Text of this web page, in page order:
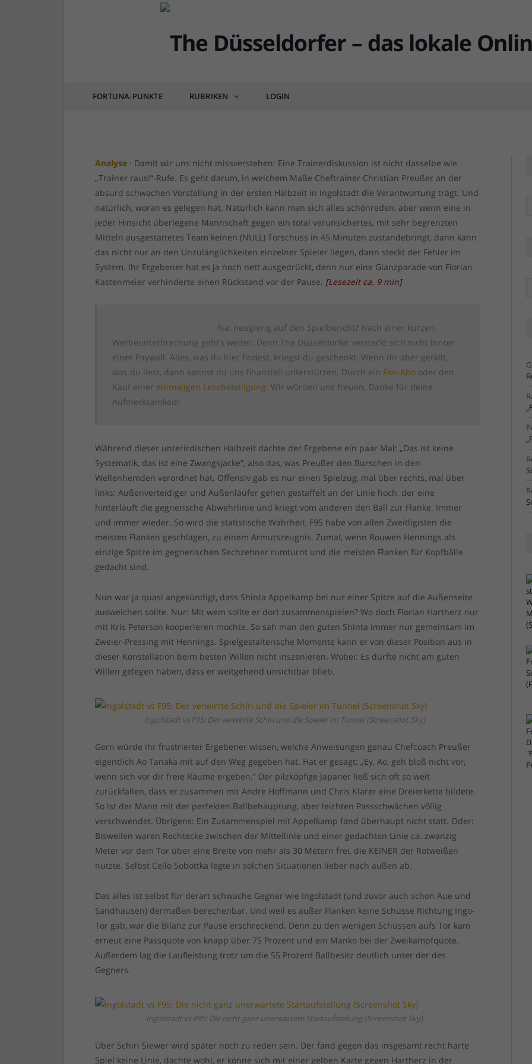
FORTUNA-PUNKTE RUBRIKEN LOGIN
Ingolstadt vs F95 1:2 – Die Trainerdiskussion ist
Analyse · Damit wir uns nicht missverstehen: Eine Trainerdiskussion ist nicht dasselbe wie
„Trainer raus!“-Rufe. Es geht darum, in welchem Maße Cheftrainer Christian Preußer an der
absurd schwachen Vorstellung in der ersten Halbzeit in Ingolstadt die Verantwortung trägt. Und
natürlich, woran es gelegen hat. Natürlich kann man sich alles schönreden, aber wenn eine in
jeder Hinsicht überlegene Mannschaft gegen ein total verunsichertes, mit sehr begrenzten
Mitteln ausgestattetes Team keinen (NULL) Torschuss in 45 Minuten zustandebringt, dann kann
das nicht nur an den Unzulänglichkeiten einzelner Spieler liegen, dann steckt der Fehler im
System. Ihr Ergebener hat es ja noch nett ausgedrückt, denn nur eine Glanzparade von Florian
Kastenmeier verhinderte einen Rückstand vor der Pause. [Lesezeit ca. 9 min]
Na, neugierig auf den Spielbericht? Nach einer kurzen
Werbeunterbrechung geht’s weiter. Denn The Düsseldorfer versteckt sich nicht hinter
einer Paywall. Alles, was du hier findest, kriegst du geschenkt. Wenn dir aber gefällt,
was du liest, dann kannst du uns finanziell unterstützen. Durch ein Fan-Abo oder den
Kauf einer einmaligen Lesebeteiligung. Wir würden uns freuen. Danke für deine
Aufmerksamkeit!
Während dieser unterirdischen Halbzeit dachte der Ergebene ein paar Mal: „Das ist keine
Systematik, das ist eine Zwangsjacke“, also das, was Preußer den Burschen in den
Wellenhemden verordnet hat. Offensiv gab es nur einen Spielzug, mal über rechts, mal über
links: Außenverteidiger und Außenläufer gehen gestaffelt an der Linie hoch, der eine
hinterläuft die gegnerische Abwehrlinie und kriegt vom anderen den Ball zur Flanke. Immer
und immer wieder. So wird die statistische Wahrheit, F95 habe von allen Zweitligisten die
meisten Flanken geschlagen, zu einem Armutszeugnis. Zumal, wenn Rouwen Hennings als
einzige Spitze im gegnerischen Sechzehner rumturnt und die meisten Flanken für Kopfbälle
gedacht sind.
Nun war ja quasi angekündigt, dass Shinta Appelkamp bei nur einer Spitze auf die Außenseite
ausweichen sollte. Nur: Mit wem sollte er dort zusammenspielen? Wo doch Florian Hartherz nur
mit Kris Peterson kooperieren mochte. So sah man den guten Shinta immer nur gemeinsam im
Zweier-Pressing mit Hennings. Spielgestalterische Momente kann er von dieser Position aus in
dieser Konstellation beim besten Willen nicht inszenieren. Wobei: Es dürfte nicht am guten
Willen gelegen haben, dass er weitgehend unsichtbar blieb.
Ingolstadt vs F95: Der verwirrte Schiri und die Spieler im Tunnel (Screenshot Sky)
Gern würde ihr frustrierter Ergebener wissen, welche Anweisungen genau Chefcoach Preußer
eigentlich Ao Tanaka mit auf den Weg gegeben hat. Hat er gesagt: „Ey, Ao, geh bloß nicht vor,
wenn sich vor dir freie Räume ergeben.“ Der pilzköpfige Japaner ließ sich oft so weit
zurückfallen, dass er zusammen mit Andre Hoffmann und Chris Klarer eine Dreierkette bildete.
So ist der Mann mit der perfekten Ballbehauptung, aber leichten Passschwächen völlig
verschwendet. Übrigens: Ein Zusammenspiel mit Appelkamp fand überhaupt nicht statt. Oder:
Bisweilen waren Rechtecke zwischen der Mittellinie und einer gedachten Linie ca. zwanzig
Meter vor dem Tor über eine Breite von mehr als 30 Metern frei, die KEINER der Rotweißen
nutzte. Selbst Cello Sobottka legte in solchen Situationen lieber nach außen ab.
Das alles ist selbst für derart schwache Gegner wie Ingolstadt (und zuvor auch schon Aue und
Sandhausen) dermaßen berechenbar. Und weil es außer Flanken keine Schüsse Richtung Ingo-
Tor gab, war die Bilanz zur Pause erschreckend. Denn zu den wenigen Schüssen aufs Tor kam
erneut eine Passquote von knapp über 75 Prozent und ein Manko bei der Zweikampfquote.
Außerdem lag die Laufleistung trotz um die 55 Prozent Ballbesitz deutlich unter der des
Gegners.
Ingolstadt vs F95: Die nicht ganz unerwartete Startaufstellung (Screenshot Sky)
Über Schiri Siewer wird später noch zu reden sein. Der fand gegen das insgesamt recht harte
Spiel keine Linie, dachte wohl, er könne sich mit einer gelben Karte gegen Hartherz in der